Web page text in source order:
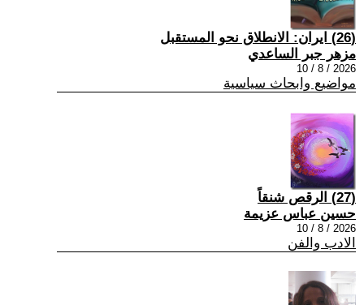
(26) ايران: الانطلاق نحو المستقبل
مزهر جبر الساعدي
2026 / 8 / 10
مواضيع وابحاث سياسية
(27) الرقص شنقاً
حسين عباس عزيمة
2026 / 8 / 10
الادب والفن